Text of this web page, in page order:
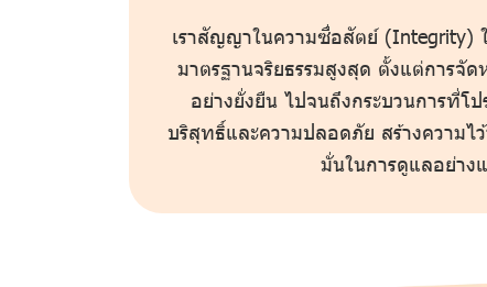
เราสัญญาในความซื่อสัตย์ (Integrity)
มาตรฐานจริยธรรมสูงสุด ตั้งแต่การจั
อย่างยั่งยืน ไปจนถึงกระบวนการที่โป
บริสุทธิ์และความปลอดภัย สร้างความไ
มั่น ใน การดูแลอย่าง